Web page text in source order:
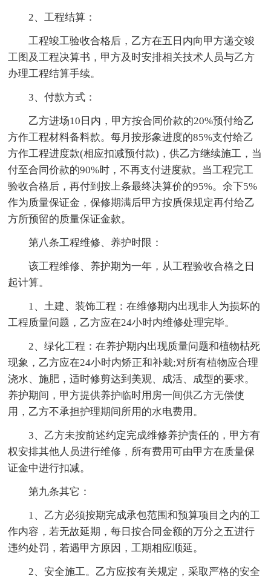
2、工程结算：
工程竣工验收合格后，乙方在五日内向甲方递交竣
工图及工程决算书，甲方及时安排相关技术人员与乙方
办理工程结算手续。
3、付款方式：
乙方进场10日内，甲方按合同价款的20%预付给乙
方作工程材料备料款。每月按形象进度的85%支付给乙
方作工程进度款(相应扣减预付款)，供乙方继续施工，当
付至合同价款的90%时，不再支付进度款。当工程完工
验收合格后，再付到按上条最终决算价的95%。余下5%
作为质量保证金，保修期满后甲方按貭保规定再付给乙
方所预留的质量保证金款。
第八条工程维修、养护时限：
该工程维修、养护期为一年，从工程验收合格之日
起计算。
1、土建、装饰工程：在维修期内出现非人为损坏的
工程质量问题，乙方应在24小时内维修处理完毕。
2、绿化工程：在养护期内出现质量问题和植物枯死
现象，乙方应在24小时内矫正和补栽;对所有植物应合理
浇水、施肥，适时修剪达到美观、成活、成型的要求。
养护期间，甲方提供养护临时用房一间供乙方无偿使
用，乙方不承担护理期间所用的水电费用。
3、乙方未按前述约定完成维修养护责任的，甲方有
权安排其他人员进行维修，所有费用可由甲方在质量保
证金中进行扣减。
第九条其它：
1、乙方必须按期完成承包范围和预算项目之内的工
作内容，若无故延期，每日按合同金额的万分之五进行
违约处罚，若遇甲方原因，工期相应顺延。
2、安全施工。乙方应按有关规定，采取严格的安全